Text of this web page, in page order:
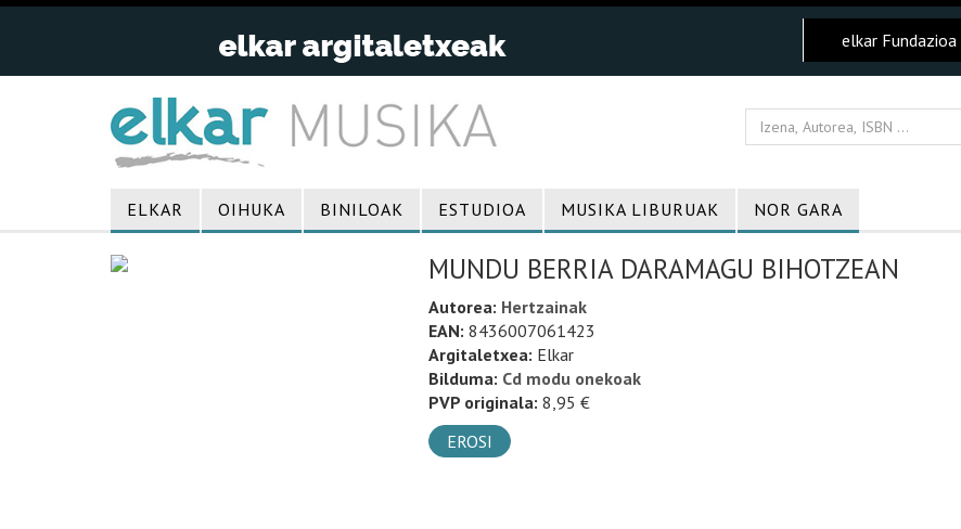
elkar Fundazioa
ELKAR OIHUKA BINILOAK ESTUDIOA MUSIKA LIBURUAK NOR GARA
MUNDU BERRIA DARAMAGU BIHOTZEAN
Autorea: Hertzainak
EAN: 8436007061423
Argitaletxea: Elkar
Bilduma: Cd modu onekoak
PVP originala: 8,95 €
EROSI